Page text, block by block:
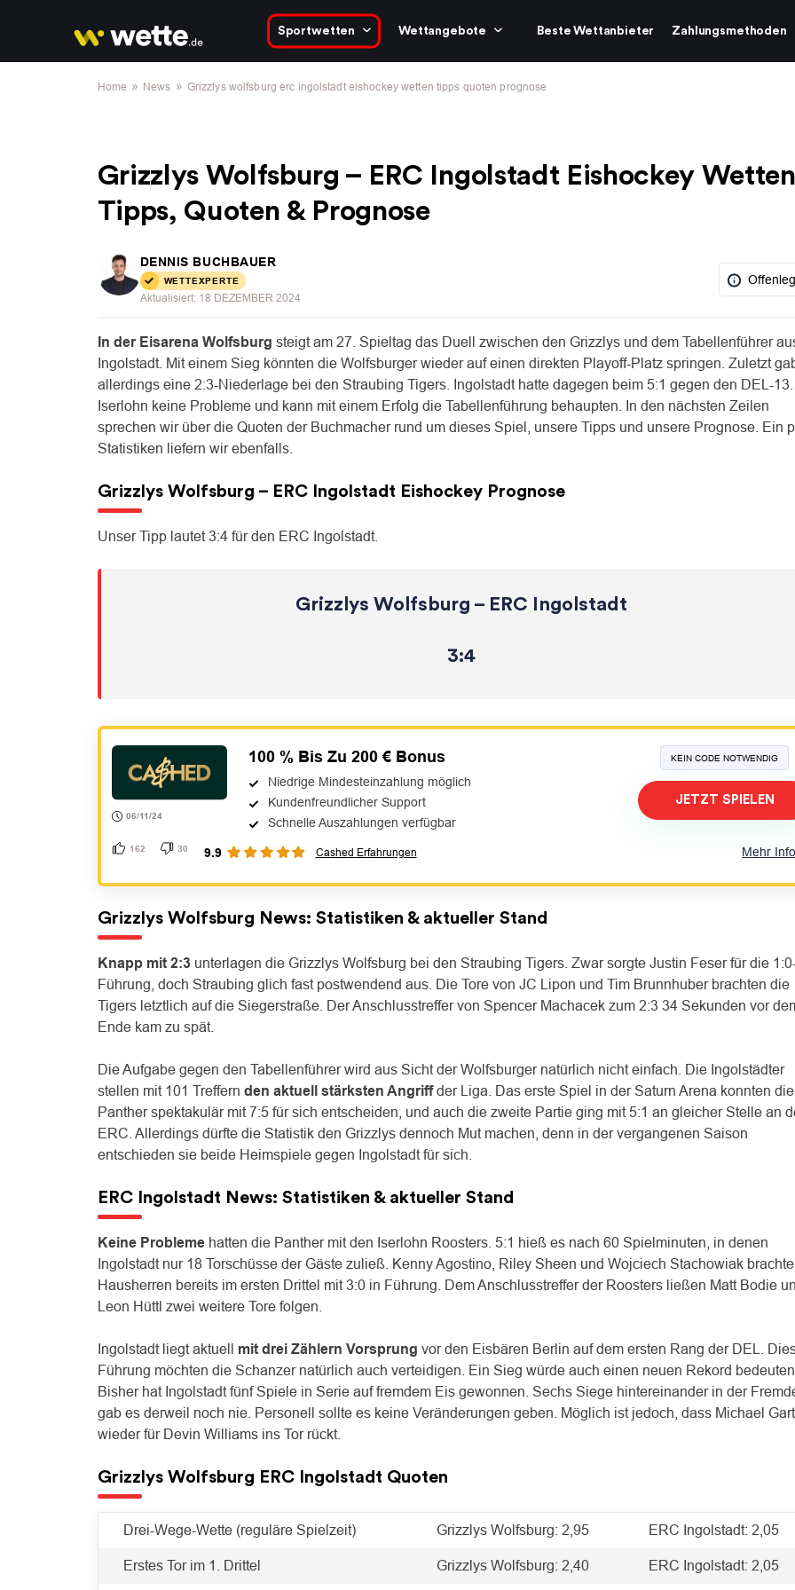
Sportwetten Wettangebote Beste Wettanbieter Zahlungsmethoden
Home » News » Grizzlys wolfsburg erc ingolstadt eishockey wetten tipps quoten prognose
Grizzlys Wolfsburg – ERC Ingolstadt Eishockey Wetten
Tipps, Quoten & Prognose
DENNIS BUCHBAUER
WETTEXPERTE
Aktualisiert: 18 DEZEMBER 2024
In der Eisarena Wolfsburg steigt am 27. Spieltag das Duell zwischen den Grizzlys und dem Tabellenführer
Ingolstadt. Mit einem Sieg könnten die Wolfsburger wieder auf einen direkten Playoff-Platz springen. Zuletzt
allerdings eine 2:3-Niederlage bei den Straubing Tigers. Ingolstadt hatte dagegen beim 5:1 gegen den DEL-
Iserlohn keine Probleme und kann mit einem Erfolg die Tabellenführung behaupten. In den nächsten Zeilen
sprechen wir über die Quoten der Buchmacher rund um dieses Spiel, unsere Tipps und unsere Prognose. Ein
Statistiken liefern wir ebenfalls.
Grizzlys Wolfsburg – ERC Ingolstadt Eishockey Prognose
Unser Tipp lautet 3:4 für den ERC Ingolstadt.
Grizzlys Wolfsburg – ERC Ingolstadt
3:4
06/11/24
100 % Bis Zu 200 € Bonus
Niedrige Mindesteinzahlung möglich
Kundenfreundlicher Support
Schnelle Auszahlungen verfügbar
9.9 Cashed Erfahrungen
KEIN CODE NOTWENDIG
JETZT SPIELEN
Mehr Info
162 30
Grizzlys Wolfsburg News: Statistiken & aktueller Stand
Knapp mit 2:3unterlagen die Grizzlys Wolfsburg bei den Straubing Tigers. Zwar sorgte Justin Feser für die
Führung, doch Straubing glich fast postwendend aus. Die Tore von JC Lipon und Tim Brunnhuber brachten die
Tigers letztlich auf die Siegerstraße. Der Anschlusstreffer von Spencer Machacek zum 2:3 34 Sekunden vor
Ende kam zu spät.
Die Aufgabe gegen den Tabellenführer wird aus Sicht der Wolfsburger natürlich nicht einfach. Die Ingolstädter
stellen mit 101 Treffern den aktuell stärksten Angriffder Liga. Das erste Spiel in der Saturn Arena konnten die
Panther spektakulär mit 7:5 für sich entscheiden, und auch die zweite Partie ging mit 5:1 an gleicher Stelle an
ERC. Allerdings dürfte die Statistik den Grizzlys dennoch Mut machen, denn in der vergangenen Saison
entschieden sie beide Heimspiele gegen Ingolstadt für sich.
ERC Ingolstadt News: Statistiken & aktueller Stand
Keine Probleme hatten die Panther mit den Iserlohn Roosters. 5:1 hieß es nach 60 Spielminuten, in denen
Ingolstadt nur 18 Torschüsse der Gäste zuließ. Kenny Agostino, Riley Sheen und Wojciech Stachowiak
Hausherren bereits im ersten Drittel mit 3:0 in Führung. Dem Anschlusstreffer der Roosters ließen Matt Bodie
Leon Hüttl zwei weitere Tore folgen.
Ingolstadt liegt aktuell mit drei Zählern Vorsprung vor den Eisbären Berlin auf dem ersten Rang der DEL.
Führung möchten die Schanzer natürlich auch verteidigen. Ein Sieg würde auch einen neuen Rekord
Bisher hat Ingolstadt fünf Spiele in Serie auf fremdem Eis gewonnen. Sechs Siege hintereinander in der
gab es derweil noch nie. Personell sollte es keine Veränderungen geben. Möglich ist jedoch, dass Michael
wieder für Devin Williams ins Tor rückt.
Grizzlys Wolfsburg ERC Ingolstadt Quoten
Drei-Wege-Wette (reguläre Spielzeit) Grizzlys Wolfsburg: 2,95 ERC Ingolstadt: 2,05
Erstes Tor im 1. Drittel Grizzlys Wolfsburg: 2,40 ERC Ingolstadt: 2,05